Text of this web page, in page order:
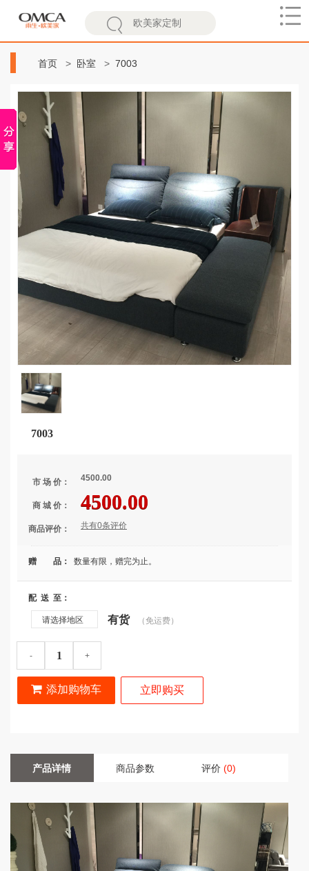
欧
首页 卧室 7003
7003
市 场 价： 4500.00
商 城 价： 4500.00
商品评价： 共有0条评价
赠 品： 数量有限，赠完为止。
配 送 至：
请选择地区 有货 （免运费）
- +
添加购物车 立即购买
产品详情 商品参数 评价(0)